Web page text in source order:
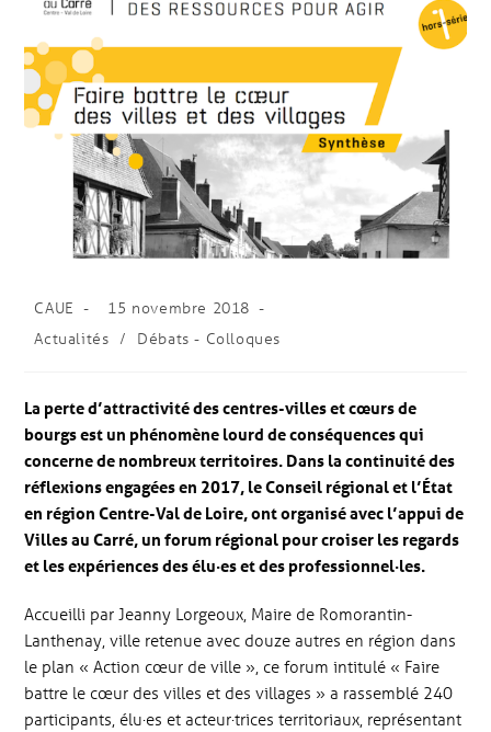
CAUE
15 novembre 2018
Actualités / Débats - Colloques
La perte d’attractivité des centres-villes et cœurs de
bourgs est un phénomène lourd de conséquences qui
concerne de nombreux territoires. Dans la continuité des
réflexions engagées en 2017, le Conseil régional et l’État
en région Centre-Val de Loire, ont organisé avec l’appui de
Villes au Carré, un forum régional pour croiser les regards
et les expériences des élu·es et des professionnel·les.
Accueilli par Jeanny Lorgeoux, Maire de Romorantin-
Lanthenay, ville retenue avec douze autres en région dans
le plan « Action cœur de ville », ce forum intitulé « Faire
battre le cœur des villes et des villages » a rassemblé 240
participants, élu·es et acteur·trices territoriaux, représentant